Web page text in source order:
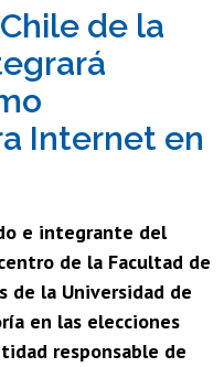
os
os
de la
Internet en
e integrante del
de la Facultad de
de la Universidad de
en las elecciones
responsable de